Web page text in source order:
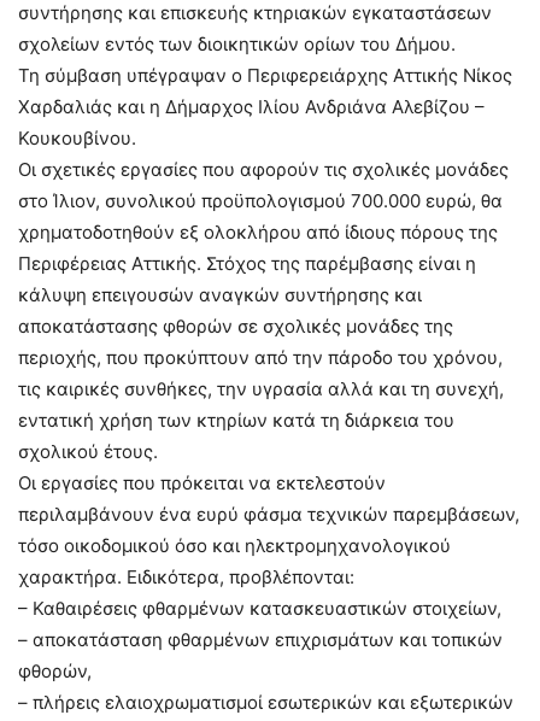
συντήρησης και επισκευής κτηριακών εγκαταστάσεων
σχολείων εντός των διοικητικών ορίων του Δήμου.
Τη σύμβαση υπέγραψαν ο Περιφερειάρχης Αττικής Νίκος
Χαρδαλιάς και η Δήμαρχος Ιλίου Ανδριάνα Αλεβίζου –
Κουκουβίνου.
Οι σχετικές εργασίες που αφορούν τις σχολικές μονάδες
στο Ίλιον, συνολικού προϋπολογισμού 700.000 ευρώ, θα
χρηματοδοτηθούν εξ ολοκλήρου από ίδιους πόρους της
Περιφέρειας Αττικής. Στόχος της παρέμβασης είναι η
κάλυψη επειγουσών αναγκών συντήρησης και
αποκατάστασης φθορών σε σχολικές μονάδες της
περιοχής, που προκύπτουν από την πάροδο του χρόνου,
τις καιρικές συνθήκες, την υγρασία αλλά και τη συνεχή,
εντατική χρήση των κτηρίων κατά τη διάρκεια του
σχολικού έτους.
Οι εργασίες που πρόκειται να εκτελεστούν
περιλαμβάνουν ένα ευρύ φάσμα τεχνικών παρεμβάσεων,
τόσο οικοδομικού όσο και ηλεκτρομηχανολογικού
χαρακτήρα. Ειδικότερα, προβλέπονται:
– Καθαιρέσεις φθαρμένων κατασκευαστικών στοιχείων,
– αποκατάσταση φθαρμένων επιχρισμάτων και τοπικών
φθορών,
– πλήρεις ελαιοχρωματισμοί εσωτερικών και εξωτερικών